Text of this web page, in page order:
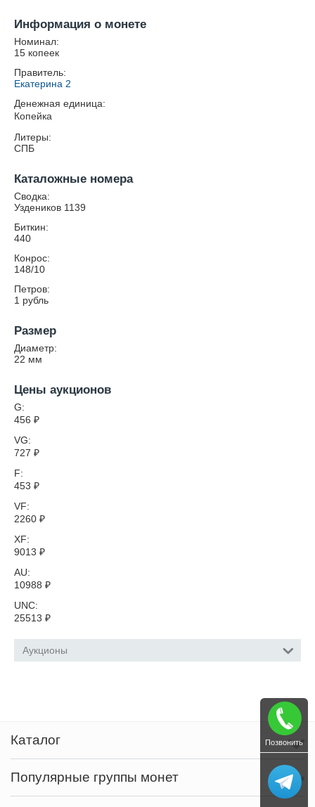
Информация о монете
Номинал:
15 копеек
Правитель:
Екатерина 2
Денежная единица:
Копейка
Литеры:
СПБ
Каталожные номера
Сводка:
Уздеников 1139
Биткин:
440
Конрос:
148/10
Петров:
1 рубль
Размер
Диаметр:
22 мм
Цены аукционов
G:
456 ₽
VG:
727 ₽
F:
453 ₽
VF:
2260 ₽
XF:
9013 ₽
AU:
10988 ₽
UNC:
25513 ₽
Аукционы
Каталог
Популярные группы монет
Позвонить